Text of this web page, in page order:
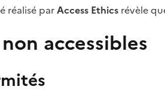
réalisé parAccess Ethics révèle
accessibles